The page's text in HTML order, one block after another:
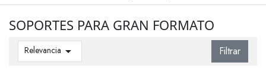
SOPORTES PARA GRAN FORMATO
Relevancia  Filtrar